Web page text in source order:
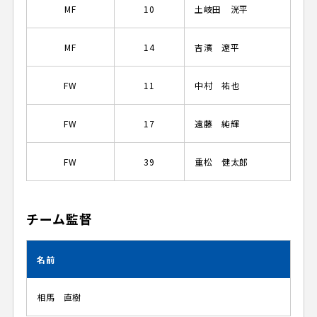
MF 10 土岐田 洸平
MF 14 吉濱 遼平
FW 11 中村 祐也
FW 17 遠藤 純輝
FW 39 重松 健太郎
チーム監督
名前
相馬 直樹